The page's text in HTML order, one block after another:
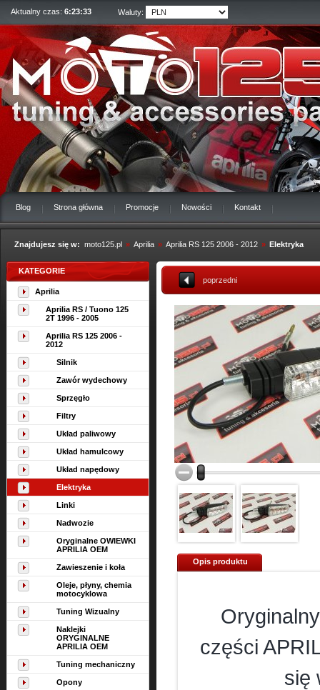
Aktualny czas: 6:23:34 Waluty:
Blog Strona główna Promocje Nowości Kontakt
Znajdujesz się w: moto125.pl » Aprilia » Aprilia RS 125 2006 - 2012 » Elektryka
KATEGORIE
Aprilia
Aprilia RS / Tuono 125
2T 1996 - 2005
Aprilia RS 125 2006 -
2012
Silnik
Zawór wydechowy
Sprzęgło
Filtry
Układ paliwowy
Układ hamulcowy
Układ napędowy
Elektryka
Linki
Nadwozie
Oryginalne OWIEWKI
APRILIA OEM
Zawieszenie i koła
Oleje, płyny, chemia
motocyklowa
Tuning Wizualny
Naklejki
ORYGINALNE
APRILIA OEM
Tuning mechaniczny
Opony
poprzedni
Opis produktu
części
się